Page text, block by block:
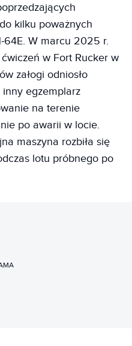
kilku poważnych
64E. W marcu 2025 r.
w Fort Rucker w
załogi odniosło
egzemplarz
na terenie
po awarii w locie.
maszyna rozbiła się
lotu próbnego po